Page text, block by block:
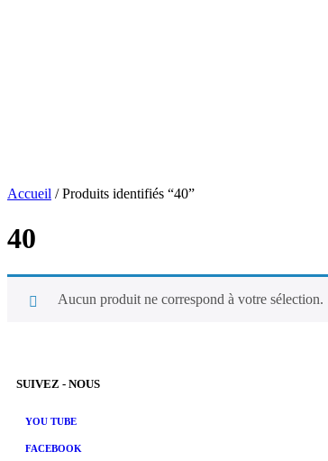
Accueil / Produits identifiés “40”
40
Aucun produit ne correspond à votre sélection.
SUIVEZ - NOUS
YOU TUBE
FACEBOOK